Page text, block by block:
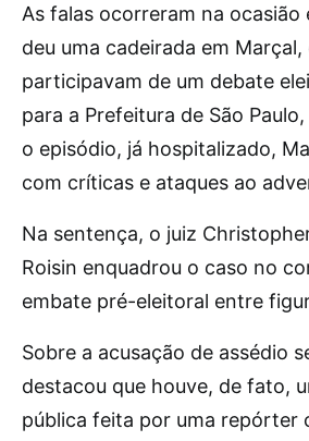
As falas ocorreram na ocasião
deu uma cadeirada em
participavam de um debate
para a Prefeitura de São
o episódio, já hospitalizado,
com críticas e ataques ao
Na sentença, o juiz
Roisin enquadrou o caso no
embate pré-eleitoral entre
Sobre a acusação de assédio
destacou que houve, de fato,
pública feita por uma repórter